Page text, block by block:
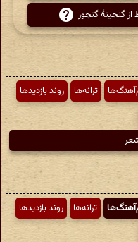
از گنجینهٔ گنجور
ترانه‌ها
روند بازدیدها
ترانه‌ها
روند بازدیدها